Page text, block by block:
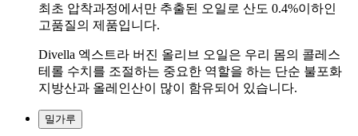
최초 압착과정에서만 추출된 오일로 산도 0.4%이하인
고품질의 제품입니다.
Divella 엑스트라 버진 올리브 오일은 우리 몸의 콜레스
테롤 수치를 조절하는 중요한 역할을 하는 단순 불포화
지방산과 올레인산이 많이 함유되어 있습니다.
밀가루